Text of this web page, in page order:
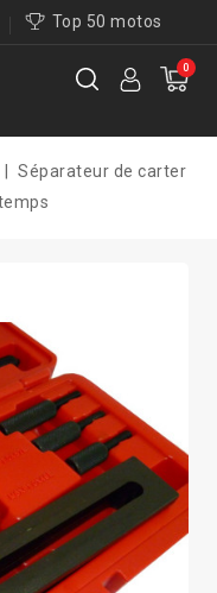
Top 50 motos
0
Séparateur de carter